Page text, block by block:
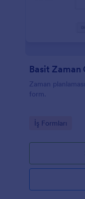
Basit Zaman
Zaman
form.
Go to Category:
İş Formları